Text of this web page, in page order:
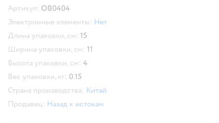
Артикул: OB0404
Электронные элементы: Нет
Длина упаковки, см: 15
Ширина упаковки, см: 11
Высота упаковки, см: 4
Вес упаковки, кг: 0.15
Страна производства: Китай
Продавец: Назад к истокам